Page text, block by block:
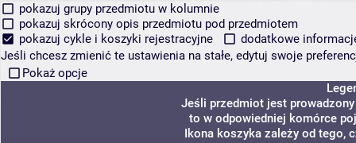
pokazuj grupy przedmiotu w kolumnie
pokazuj skrócony opis przedmiotu pod przedmiotem
pokazuj cykle i koszyki rejestracyjne
dodatkowe
Jeśli chcesz zmienić te ustawienia na stałe, edytuj swoje
Pokaż opcje
Jeśli przedmiot jest
to w odpowiedniej komórce
Ikona koszyka zależy od tego,